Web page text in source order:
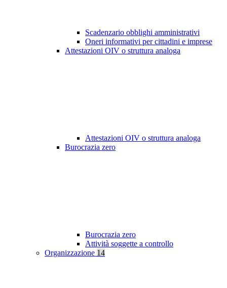
Scadenzario obblighi amministrativi
Oneri informativi per cittadini e imprese
Attestazioni OIV o struttura analoga
Attestazioni OIV o struttura analoga
Burocrazia zero
Burocrazia zero
Attività soggette a controllo
Organizzazione 14